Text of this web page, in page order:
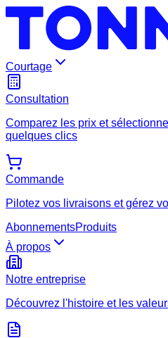
Courtage
Consultation
Comparez les prix et
quelques clics
Commande
Pilotez vos livraisons et gérez
AbonnementsProduits
À propos
Notre entreprise
Découvrez l'histoire et les